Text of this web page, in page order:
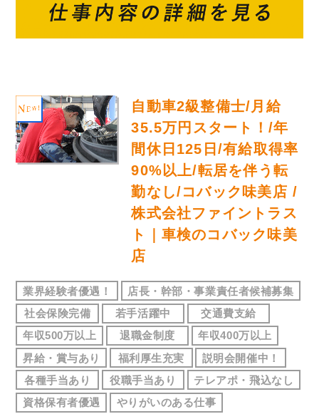
自動車2級整備士/月給
35.5万円スタート！/年
間休日125日/有給取得率
90%以上/転居を伴う転
勤なし/コバック味美店 /
株式会社ファイントラス
ト｜車検のコバック味美
店
業界経験者優遇！
店長・幹部・事業責任者候補募集
社会保険完備
若手活躍中
交通費支給
年収500万以上
退職金制度
年収400万以上
昇給・賞与あり
福利厚生充実
説明会開催中！
各種手当あり
役職手当あり
テレアポ・飛込なし
資格保有者優遇
やりがいのある仕事